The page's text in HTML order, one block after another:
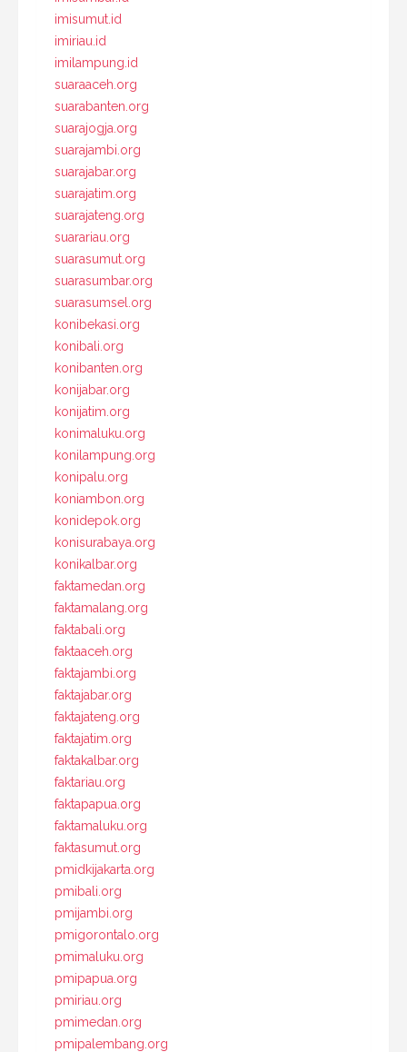
imisumut.id
imiriau.id
imilampung.id
suaraaceh.org
suarabanten.org
suarajogja.org
suarajambi.org
suarajabar.org
suarajatim.org
suarajateng.org
suarariau.org
suarasumut.org
suarasumbar.org
suarasumsel.org
konibekasi.org
konibali.org
konibanten.org
konijabar.org
konijatim.org
konimaluku.org
konilampung.org
konipalu.org
koniambon.org
konidepok.org
konisurabaya.org
konikalbar.org
faktamedan.org
faktamalang.org
faktabali.org
faktaaceh.org
faktajambi.org
faktajabar.org
faktajateng.org
faktajatim.org
faktakalbar.org
faktariau.org
faktapapua.org
faktamaluku.org
faktasumut.org
pmidkijakarta.org
pmibali.org
pmijambi.org
pmigorontalo.org
pmimaluku.org
pmipapua.org
pmiriau.org
pmimedan.org
pmipalembang.org